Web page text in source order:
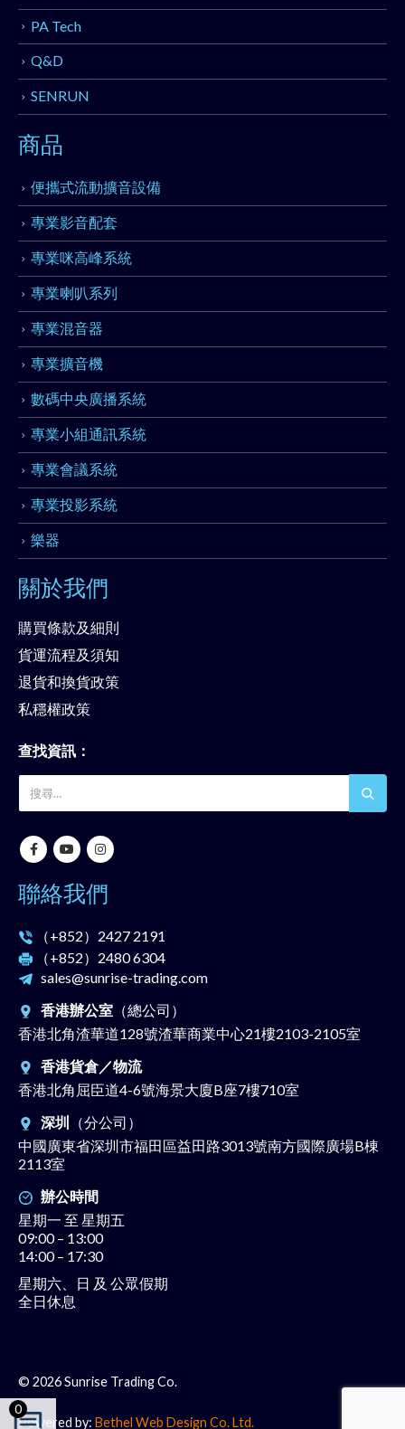
PA Tech
Q&D
SENRUN
商品
便攜式流動擴音設備
專業影音配套
專業咪高峰系統
專業喇叭系列
專業混音器
專業擴音機
數碼中央廣播系統
專業小組通訊系統
專業會議系統
專業投影系統
樂器
關於我們
購買條款及細則
貨運流程及須知
退貨和換貨政策
私穩權政策
查找資訊：
聯絡我們
（+852） 2427 2191
（+852） 2480 6304
sales@sunrise-trading.com
香港辦公室 （總公司）
香港北角渣華道128號渣華商業中心21樓2103-2105室
香港貨倉／物流
香港北角屈臣道4-6號海景大廈B座7樓710室
深圳 （分公司）
中國廣東省深圳市福田區益田路3013號南方國際廣場B棟
2113室
辦公時間
星期一 至 星期五
09:00 – 13:00
14:00 – 17:30
星期六、日 及 公眾假期
全日休息
© 2026 Sunrise Trading Co.
Powered by: Bethel Web Design Co. Ltd.
0